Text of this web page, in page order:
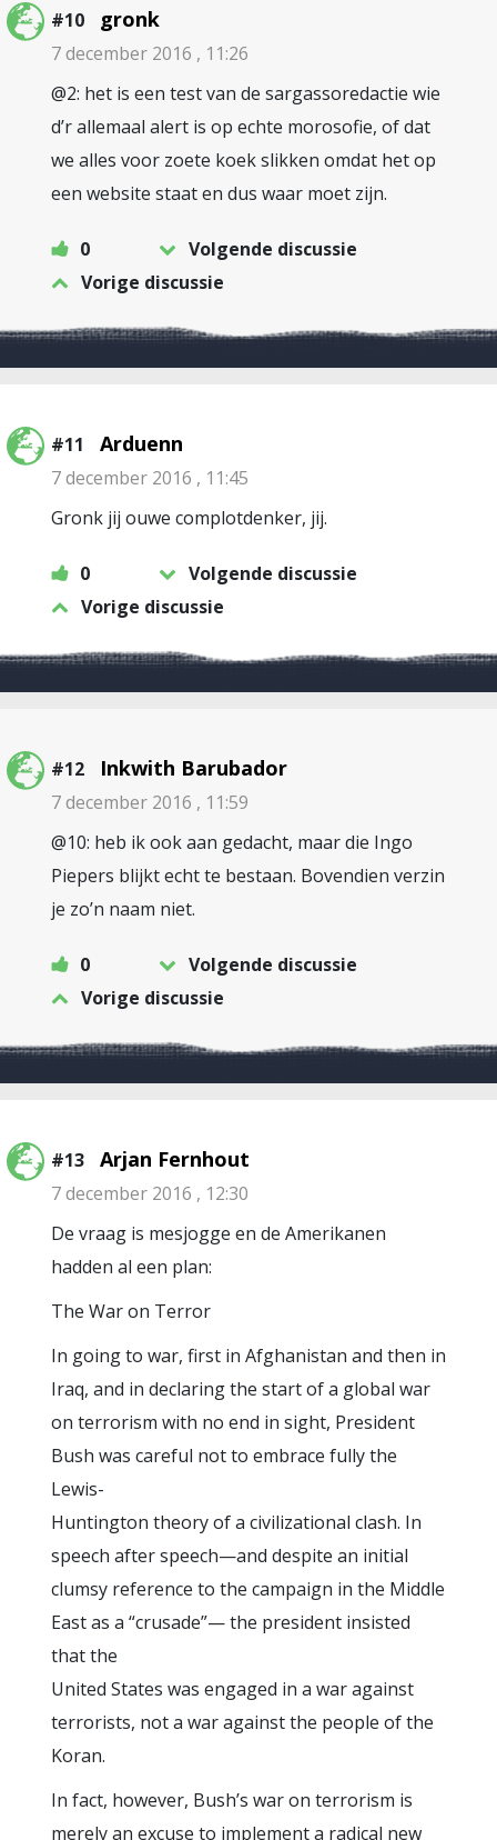
#10 gronk
7 december 2016 , 11:26
@2: het is een test van de sargassoredactie wie
d’r allemaal alert is op echte morosofie, of dat
we alles voor zoete koek slikken omdat het op
een website staat en dus waar moet zijn.
0
Volgende discussie
Vorige discussie
#11 Arduenn
7 december 2016 , 11:45
Gronk jij ouwe complotdenker, jij.
0
Volgende discussie
Vorige discussie
#12 Inkwith Barubador
7 december 2016 , 11:59
@10: heb ik ook aan gedacht, maar die Ingo
Piepers blijkt echt te bestaan. Bovendien verzin
je zo’n naam niet.
0
Volgende discussie
Vorige discussie
#13 Arjan Fernhout
7 december 2016 , 12:30
De vraag is mesjogge en de Amerikanen
hadden al een plan:
The War on Terror
In going to war, first in Afghanistan and then in
Iraq, and in declaring the start of a global war
on terrorism with no end in sight, President
Bush was careful not to embrace fully the
Lewis-
Huntington theory of a civilizational clash. In
speech after speech—and despite an initial
clumsy reference to the campaign in the Middle
East as a “crusade”— the president insisted
that the
United States was engaged in a war against
terrorists, not a war against the people of the
Koran.
In fact, however, Bush’s war on terrorism is
merely an excuse to implement a radical new